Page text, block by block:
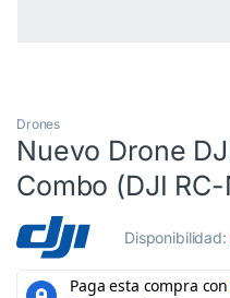
Drones
Nuevo Drone
Combo (DJI
Disponibilidad: